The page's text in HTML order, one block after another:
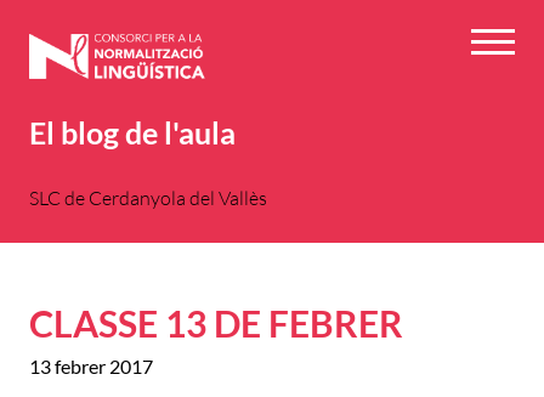
El blog de l'aula
SLC de Cerdanyola del Vallès
CLASSE 13 DE FEBRER
13 febrer 2017